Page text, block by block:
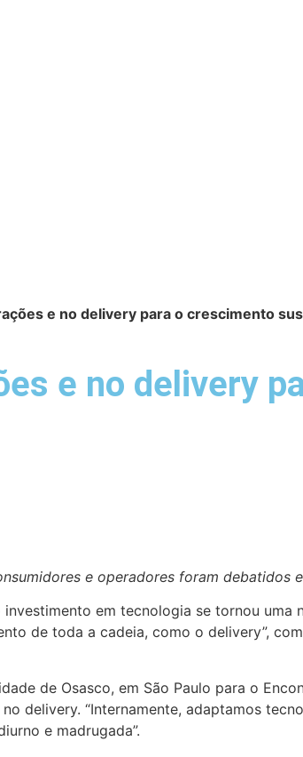
e no delivery para o crescimento
e no delivery
e operadores foram debatidos
em tecnologia se tornou
de toda a cadeia, como o delivery”,
de Osasco, em São Paulo para o
delivery. “Internamente, adaptamos
e madrugada”.